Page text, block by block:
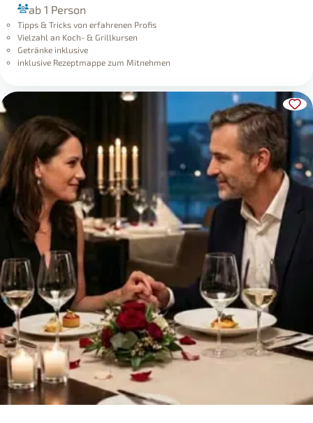
ab 1 Person
Tipps & Tricks von erfahrenen Profis
Vielzahl an Koch- & Grillkursen
Getränke inklusive
inklusive Rezeptmappe zum Mitnehmen